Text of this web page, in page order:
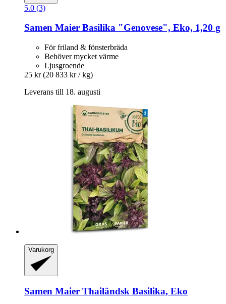
5.0 (3)
Samen Maier Basilika "Genovese", Eko, 1,20 g
För friland & fönsterbräda
Behöver mycket värme
Ljusgroende
25 kr (20 833 kr / kg)
Leverans till 18. augusti
Varukorg
Samen Maier Thailändsk Basilika, Eko